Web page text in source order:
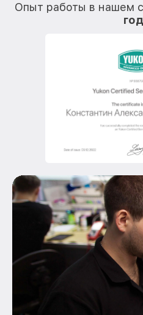
Опыт работы в нашем